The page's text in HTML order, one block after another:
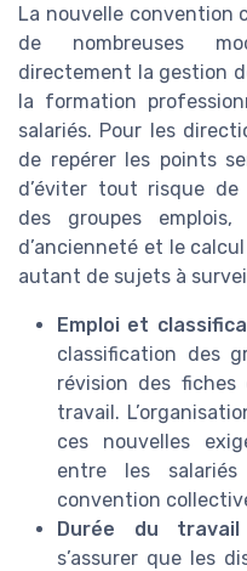
La nouvelle convention
de nombreuses
directement la gestion
la formation
salariés. Pour les
de repérer les points
d’éviter tout risque
des groupes
d’ancienneté et le
autant de sujets à
Emploi et
classification des
révision des
travail.
ces nouvelles
entre les
convention
Durée du
s’assurer que les